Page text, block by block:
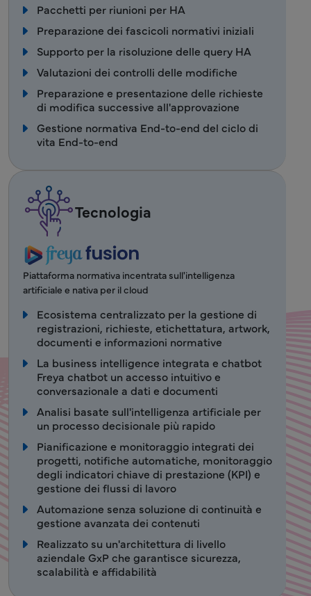
Pacchetti per riunioni per HA
Preparazione dei fascicoli normativi iniziali
Supporto per la risoluzione delle query HA
Valutazioni dei controlli delle modifiche
Preparazione e presentazione delle richieste
di modifica successive all'approvazione
Gestione normativa End-to-end del ciclo di
vita End-to-end
Tecnologia
Piattaforma normativa incentrata sull'intelligenza
artificiale e nativa per il cloud
Ecosistema centralizzato per la gestione di
registrazioni, richieste, etichettatura, artwork,
documenti e informazioni normative
La business intelligence integrata e chatbot
Freya chatbot un accesso intuitivo e
conversazionale a dati e documenti
Analisi basate sull'intelligenza artificiale per
un processo decisionale più rapido
Pianificazione e monitoraggio integrati dei
progetti, notifiche automatiche, monitoraggio
degli indicatori chiave di prestazione (KPI) e
gestione dei flussi di lavoro
Automazione senza soluzione di continuità e
gestione avanzata dei contenuti
Realizzato su un'architettura di livello
aziendale GxP che garantisce sicurezza,
scalabilità e affidabilità